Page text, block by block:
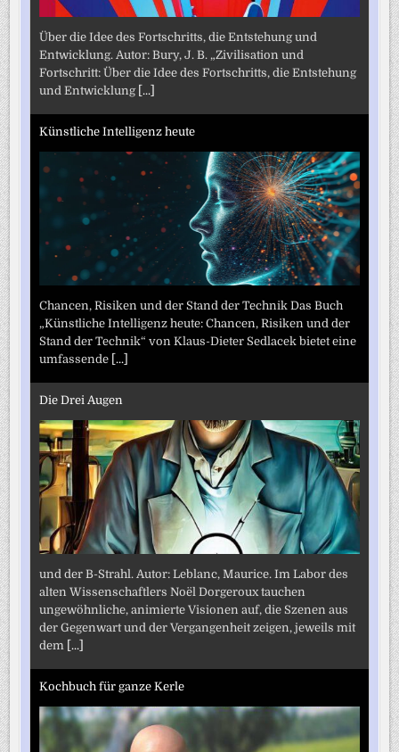
Über die Idee des Fortschritts, die Entstehung und
Entwicklung. Autor: Bury, J. B. „Zivilisation und
Fortschritt: Über die Idee des Fortschritts, die Entstehung
und Entwicklung [...]
Künstliche Intelligenz heute
Chancen, Risiken und der Stand der Technik Das Buch
„Künstliche Intelligenz heute: Chancen, Risiken und der
Stand der Technik“ von Klaus-Dieter Sedlacek bietet eine
umfassende [...]
Die Drei Augen
und der B-Strahl. Autor: Leblanc, Maurice. Im Labor des
alten Wissenschaftlers Noël Dorgeroux tauchen
ungewöhnliche, animierte Visionen auf, die Szenen aus
der Gegenwart und der Vergangenheit zeigen, jeweils mit
dem [...]
Kochbuch für ganze Kerle